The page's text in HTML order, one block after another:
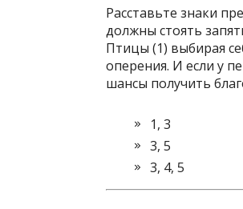
Расставьте знаки
должны стоять
Птицы (1) выбирая
оперения. И если у
шансы получить
1, 3
3, 5
3, 4, 5